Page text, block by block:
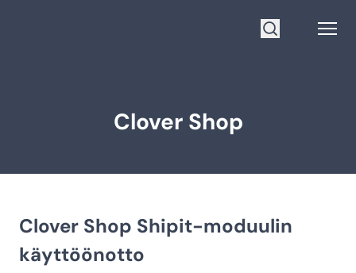
Clover Shop
Clover Shop Shipit-moduulin
käyttöönotto